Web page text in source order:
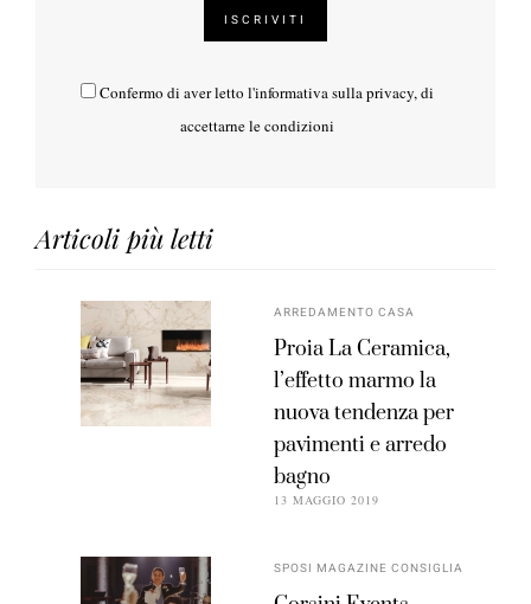
Confermo di aver letto l'informativa sulla privacy, di
accettarne le condizioni
Articoli più letti
ARREDAMENTO CASA
Proia La Ceramica,
l’effetto marmo la
nuova tendenza per
pavimenti e arredo
bagno
13 MAGGIO 2019
SPOSI MAGAZINE CONSIGLIA